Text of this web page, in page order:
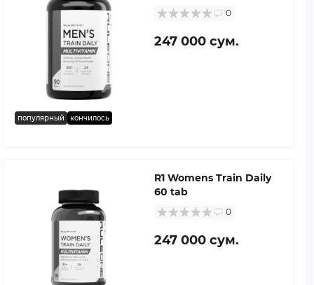
популярный кончилось
0
247 000 сум.
R1 Womens Train Daily
60 tab
0
247 000 сум.